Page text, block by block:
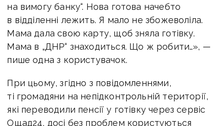
на вимогу банку“. Нова готова начебто
в відділенні лежить. Я мало не збожеволіла.
Мама дала свою карту, щоб зняла готівку.
Мама в „ДНР“ знаходиться. Що ж робити…», —
пише одна з користувачок.
При цьому, згідно з повідомленнями,
ті громадяни на непідконтрольній території,
які переводили пенсії у готівку через сервіс
Ощад24, досі без проблем користуються